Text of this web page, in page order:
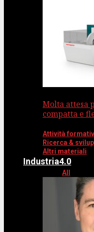
Molta attesa
compatta e
Attività
Ricerca &
Altri materiali
Industria4.0
All